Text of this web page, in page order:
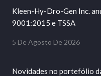
Kleen-Hy-Dro-Gen Inc.
9001:2015 e TSSA
5 De Agosto De 2026
Novidades no portefólio